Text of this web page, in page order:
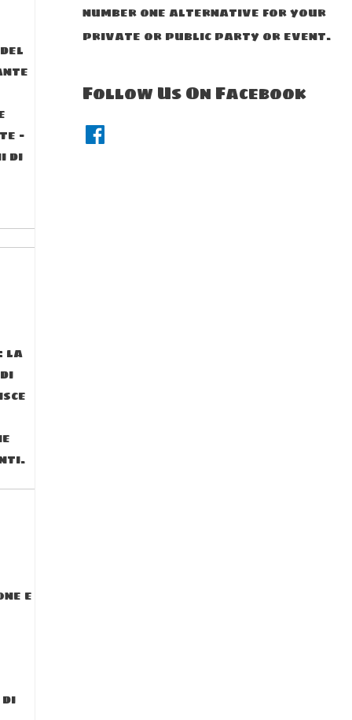
–
di
la
e
number one alternative for your
private or public party or event.
Follow Us On Facebook
F
a
c